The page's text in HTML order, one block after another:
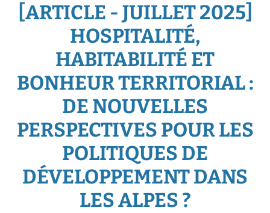
[ARTICLE - JUILLET 2025]
HOSPITALITÉ,
HABITABILITÉ ET
BONHEUR TERRITORIAL :
DE NOUVELLES
PERSPECTIVES POUR LES
POLITIQUES DE
DÉVELOPPEMENT DANS
LES ALPES ?